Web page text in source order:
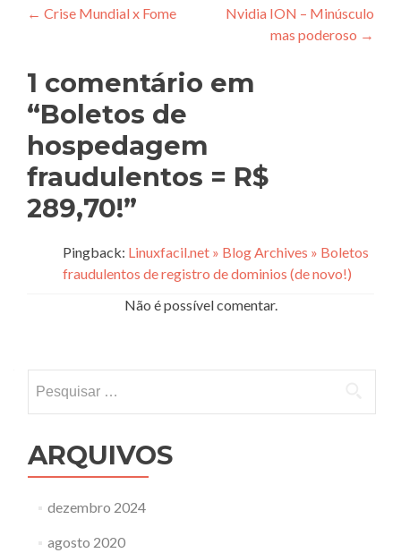
Navegação
Post
← Crise Mundial x Fome
Nvidia ION – Minúsculo
mas poderoso →
1 comentário em
“Boletos de
hospedagem
fraudulentos = R$
289,70!”
Pingback: Linuxfacil.net » Blog Archives » Boletos
fraudulentos de registro de dominios (de novo!)
Não é possível comentar.
por:
ARQUIVOS
dezembro 2024
agosto 2020